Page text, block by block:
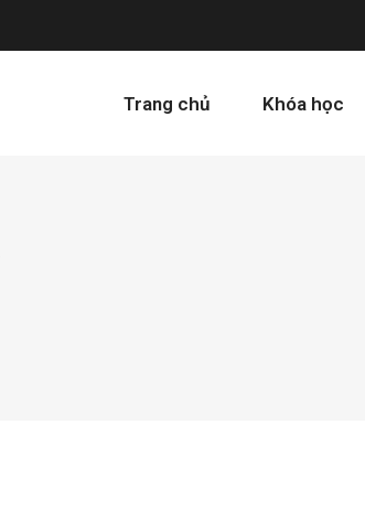
Trang chủ Khóa học